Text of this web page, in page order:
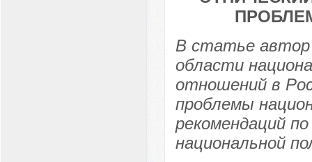
В статье автор
области
отношений в
проблемы
рекомендаций
национальной